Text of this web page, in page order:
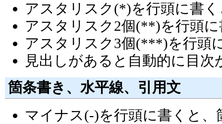
アスタリスク(*)を行頭に書
アスタリスク2個(**)を行頭
アスタリスク3個(***)を行頭
見出しがあると自動的に目次
箇条書き、水平線、引用文
マイナス(-)を行頭に書くと